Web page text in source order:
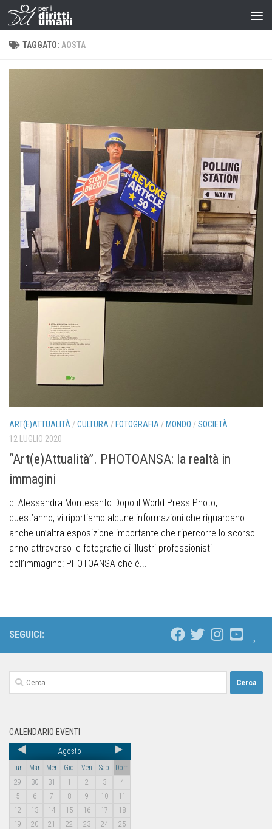
TAGGATO: AOSTA
ART(E)ATTUALITÀ/CULTURA/ FOTOGRAFIA/ MONDO /SOCIETÀ
12 LUGLIO 2020
“Art(e)Attualità”. PHOTOANSA: la realtà in
immagini
di Alessandra Montesanto Dopo il World Press Photo,
quest’anno, vi riportiamo alcune informazioni che riguardano
anche un’altra esposizione importante che ripercorre lo scorso
anno attraverso le fotografie di illustri professionisti
dell’immagine: PHOTOANSA che è...
SEGUICI:
CALENDARIO EVENTI
Agosto
Lun Mar Mer Gio Ven Sab
Dom
29
30 31 1 2 3
4
5
6 7 8 9 10
11
12
13 14 15 16 17
18
19
20 21 22 23 24
25